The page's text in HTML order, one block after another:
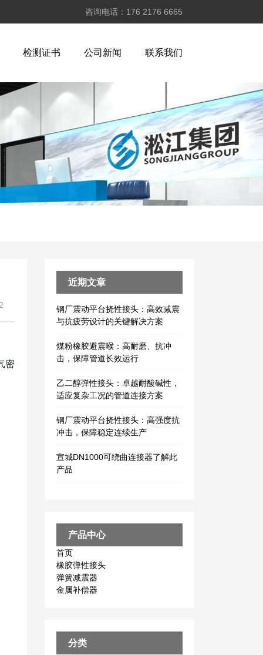
咨询电话：176 2176 6665
检测证书 公司新闻 联系我们
密
近期文章
钢厂震动平台挠性接头：高效减震
与抗疲劳设计的关键解决方案
煤粉橡胶避震喉：高耐磨、抗冲
击，保障管道长效运行
乙二醇弹性接头：卓越耐酸碱性，
适应复杂工况的管道连接方案
钢厂震动平台挠性接头：高强度抗
冲击，保障稳定连续生产
宣城DN1000可绕曲连接器了解此
产品
产品中心
首页
橡胶弹性接头
弹簧减震器
金属补偿器
分类